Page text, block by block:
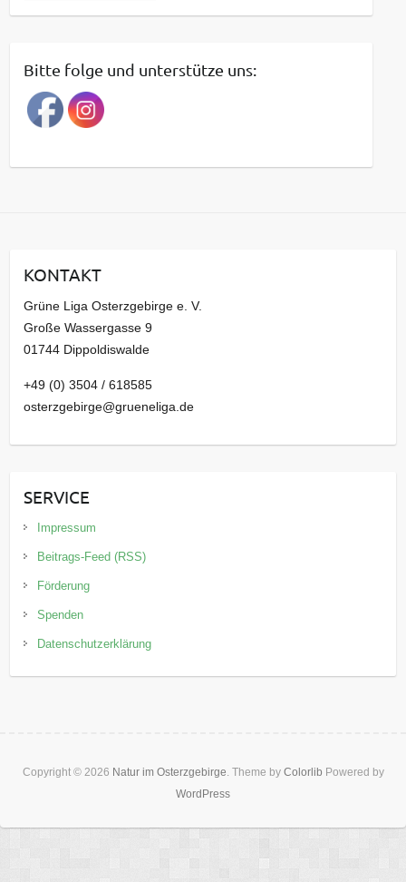
e
r
a
g
a
v
Bitte folge und unterstütze uns:
KONTAKT
Grüne Liga Osterzgebirge e. V.
Große Wassergasse 9
01744 Dippoldiswalde
+49 (0) 3504 / 618585
osterzgebirge@grueneliga.de
SERVICE
Impressum
Beitrags-Feed (RSS)
Förderung
Spenden
Datenschutzerklärung
Copyright © 2026 Natur im Osterzgebirge. Theme by Colorlib Powered by
WordPress